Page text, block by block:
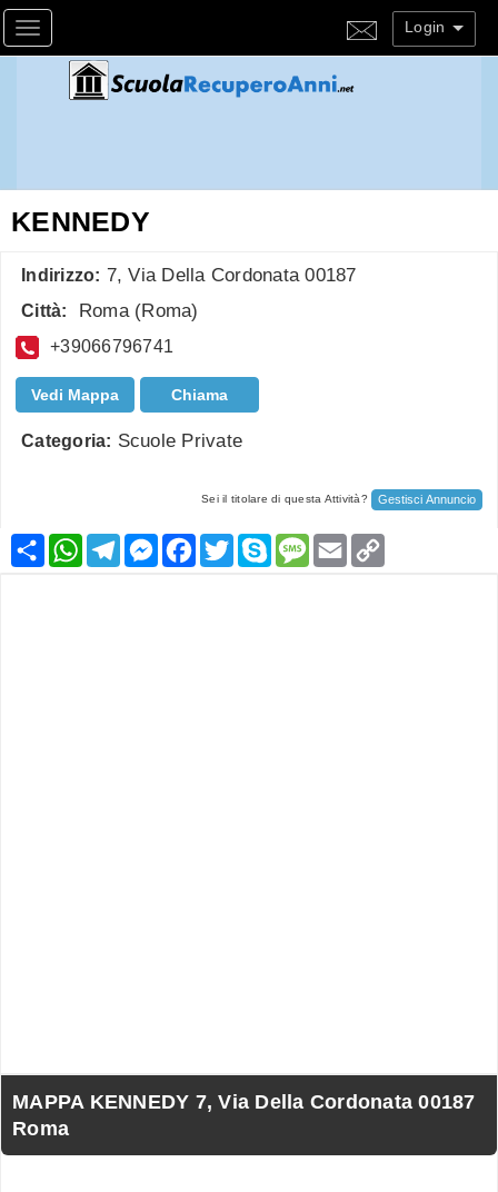
Toggle navigation Login
KENNEDY
Indirizzo: 7, Via Della Cordonata 00187
Città: Roma (Roma)
+39066796741
Vedi Mappa Chiama
Categoria: Scuole Private
Sei il titolare di questa Attività? Gestisci Annuncio
CondividiWhatsApp
TelegramMessenger
Facebook
TwitterSkypeMessage
Email
MAPPA KENNEDY 7, Via Della Cordonata 00187
Roma